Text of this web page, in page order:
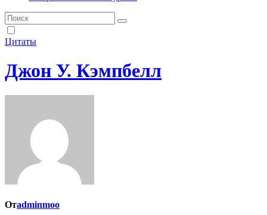
Цитаты
Джон У. Кэмпбелл
Отadminmoo